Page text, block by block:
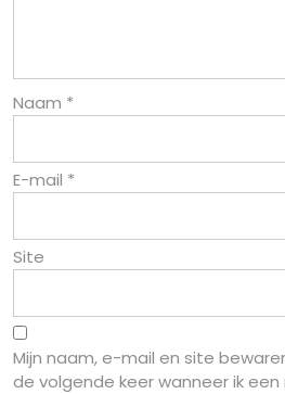
Naam *
E-mail *
Site
Mijn naam, e-mail en site
de volgende keer wanneer ik